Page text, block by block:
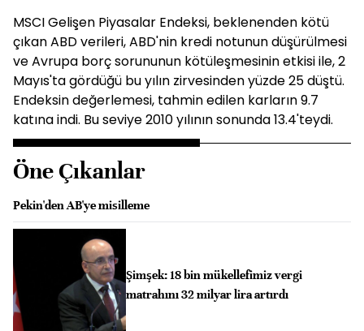
MSCI Gelişen Piyasalar Endeksi, beklenenden kötü
çıkan ABD verileri, ABD'nin kredi notunun düşürülmesi
ve Avrupa borç sorununun kötüleşmesinin etkisi ile, 2
Mayıs'ta gördüğü bu yılın zirvesinden yüzde 25 düştü.
Endeksin değerlemesi, tahmin edilen karların 9.7
katına indi. Bu seviye 2010 yılının sonunda 13.4'teydi.
Öne Çıkanlar
Pekin'den AB'ye misilleme
Şimşek: 18 bin mükellefimiz vergi
matrahını 32 milyar lira artırdı